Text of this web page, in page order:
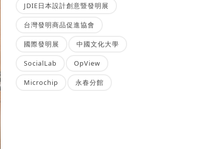
JDIE日本設計創意暨發明展
台灣發明商品促進協會
國際發明展 中國文化大學
SocialLab OpView
Microchip 永春分館